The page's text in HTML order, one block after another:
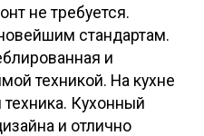
не требуется.
стандартам.
и
техникой. На кухне
Кухонный
и отлично